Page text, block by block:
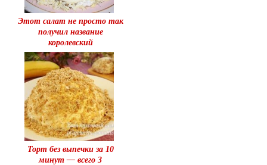
Этот салат не просто так
получил название
королевский
Торт без выпечки за 10
минут — всего 3